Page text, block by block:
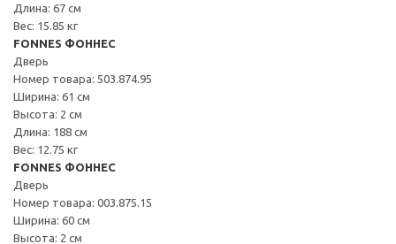
Длина: 67 см
Вес: 15.85 кг
FONNES ФОННЕС
Дверь
Номер товара: 503.874.95
Ширина: 61 см
Высота: 2 см
Длина: 188 см
Вес: 12.75 кг
FONNES ФОННЕС
Дверь
Номер товара: 003.875.15
Ширина: 60 см
Высота: 2 см